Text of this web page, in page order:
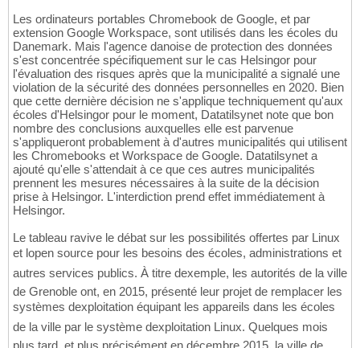
Les ordinateurs portables Chromebook de Google, et par
extension Google Workspace, sont utilisés dans les écoles du
Danemark. Mais l'agence danoise de protection des données
s'est concentrée spécifiquement sur le cas Helsingor pour
l'évaluation des risques après que la municipalité a signalé une
violation de la sécurité des données personnelles en 2020. Bien
que cette dernière décision ne s'applique techniquement qu'aux
écoles d'Helsingor pour le moment, Datatilsynet note que bon
nombre des conclusions auxquelles elle est parvenue
s'appliqueront probablement à d'autres municipalités qui utilisent
les Chromebooks et Workspace de Google. Datatilsynet a
ajouté qu'elle s'attendait à ce que ces autres municipalités
prennent les mesures nécessaires à la suite de la décision
prise à Helsingor. L'interdiction prend effet immédiatement à
Helsingor.
Le tableau ravive le débat sur les possibilités offertes par Linux
et lopen source pour les besoins des écoles, administrations et
autres services publics. À titre dexemple, les autorités de la ville
de Grenoble ont, en 2015, présenté leur projet de remplacer les
systèmes dexploitation équipant les appareils dans les écoles
de la ville par le système dexploitation Linux. Quelques mois